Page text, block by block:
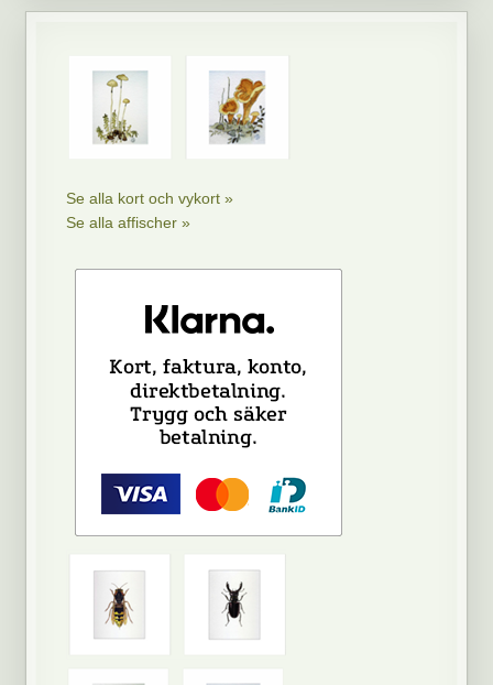
Se alla kort och vykort »
Se alla affischer »